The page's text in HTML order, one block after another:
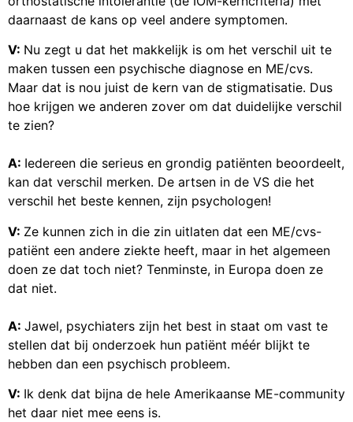
daarnaast de kans op veel andere symptomen.
V: Nu zegt u dat het makkelijk is om het verschil uit te
maken tussen een psychische diagnose en ME/cvs.
Maar dat is nou juist de kern van de stigmatisatie. Dus
hoe krijgen we anderen zover om dat duidelijke verschil
te zien?
A: Iedereen die serieus en grondig patiënten beoordeelt,
kan dat verschil merken. De artsen in de VS die het
verschil het beste kennen, zijn psychologen!
V: Ze kunnen zich in die zin uitlaten dat een ME/cvs-
patiënt een andere ziekte heeft, maar in het algemeen
doen ze dat toch niet? Tenminste, in Europa doen ze
dat niet.
A: Jawel, psychiaters zijn het best in staat om vast te
stellen dat bij onderzoek hun patiënt méér blijkt te
hebben dan een psychisch probleem.
V: Ik denk dat bijna de hele Amerikaanse ME-community
het daar niet mee eens is.